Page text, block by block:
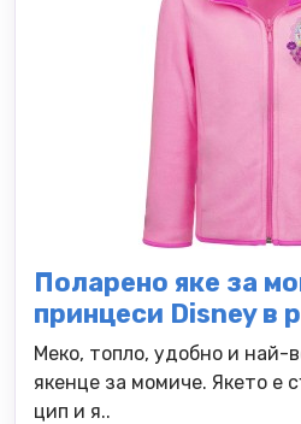
Поларено яке за
принцеси Disney в
Меко, топло, удобно и най-
якенце за момиче. Якето е
цип и я..